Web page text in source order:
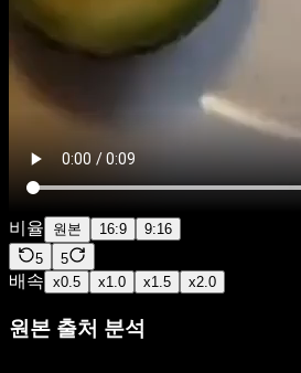
비율 원본 16:9
9:16
5
5
배속 x0.5 x1.0 x1.5 x2.0
원본 출처 분석